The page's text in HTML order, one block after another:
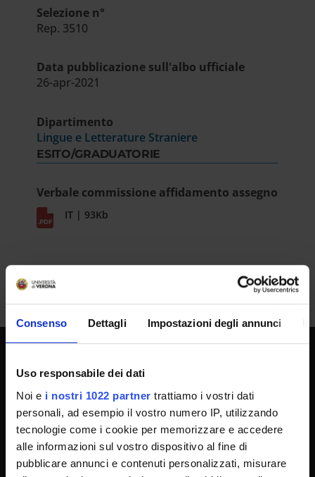
Consenso Dettagli Impostazioni degli annunci
Uso responsabile dei dati
Noi e i nostri 1022 partner trattiamo i vostri dati
personali, ad esempio il vostro numero IP, utilizzando
tecnologie come i cookie per memorizzare e accedere
alle informazioni sul vostro dispositivo al fine di
pubblicare annunci e contenuti personalizzati, misurare
Selezione n°
Rep. 3510
Data pubblicazione sull'albo ufficiale
26-apr-2021
Dipartimento
Lingue e Letterature Straniere
ESITO/GRADUATORIE
Verbale commissione affidamento assegno
IT | 93Kb
SPORTELLO ATENEO
Amministrazione trasparente
Albo Ufficiale
Concorsi